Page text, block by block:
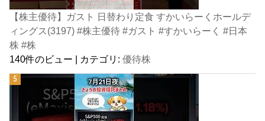
【株主優待】ガスト 日替わり定食 すかいらーくホールデ
ィングス(3197) #株主優待 #ガスト #すかいらーく #日本
株 #株
140件のビュー | カテゴリ:優待株